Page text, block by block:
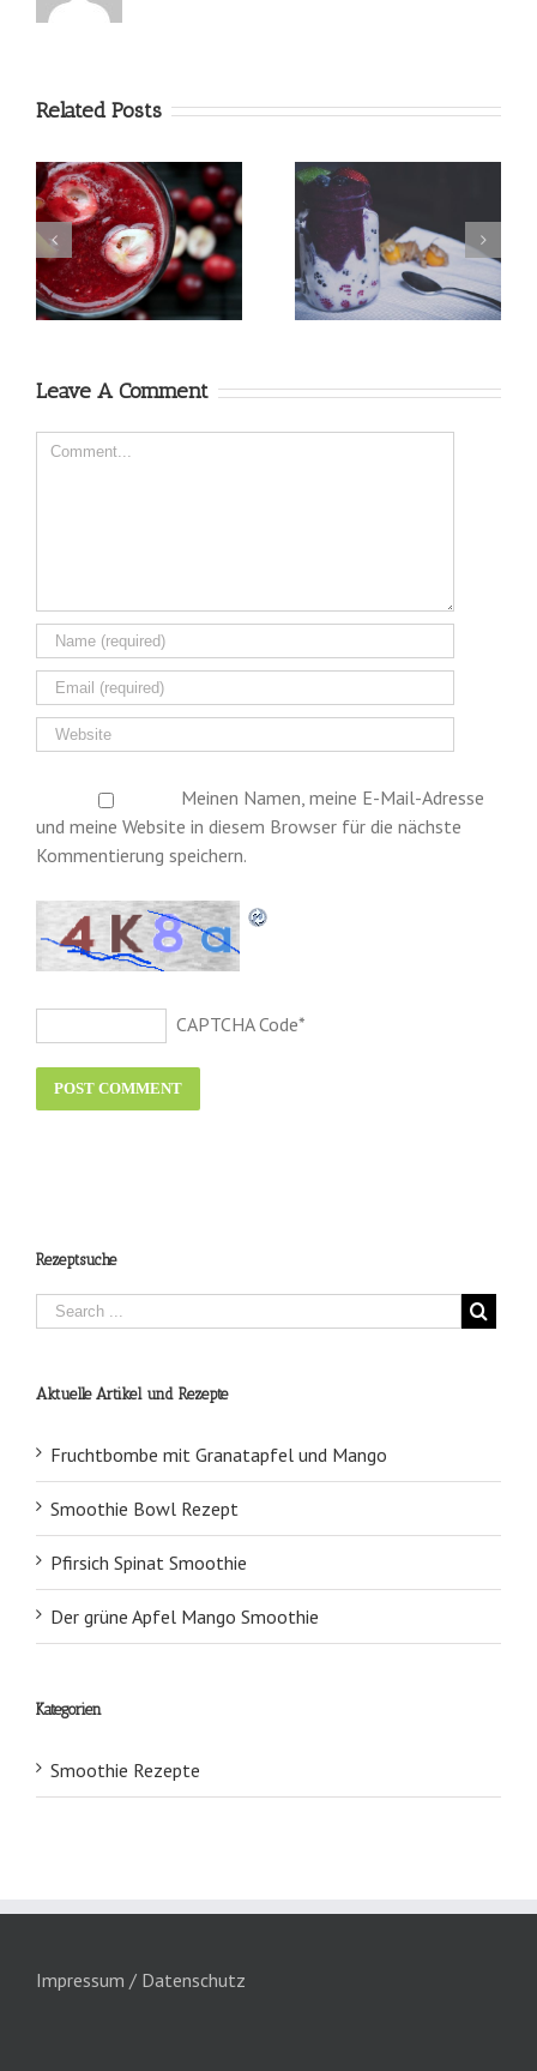
Related Posts
Smoothie Bowl Rezept
Der grüne Apfel Mango
Smoothie
Leave A Comment
Comment
Meinen Namen, meine E-Mail-Adresse
und meine Website in diesem Browser für die nächste
Kommentierung speichern.
CAPTCHA Code*
Rezeptsuche
Aktuelle Artikel und Rezepte
Fruchtbombe mit Granatapfel und Mango
Smoothie Bowl Rezept
Pfirsich Spinat Smoothie
Der grüne Apfel Mango Smoothie
Kategorien
Smoothie Rezepte
Impressum / Datenschutz